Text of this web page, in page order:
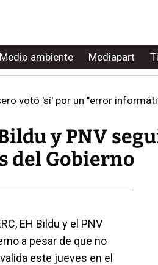
Medio ambiente Mediapart
votó 'sí' por un "error
y PNV
del Gobierno
EH Bildu y el PNV
a pesar de que no
este jueves en el